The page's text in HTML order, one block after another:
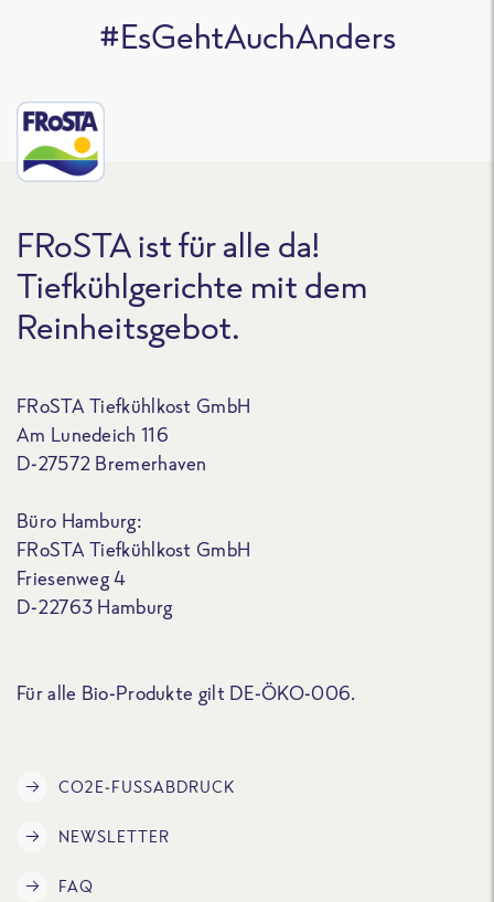
#EsGehtAuchAnders
FRoSTA ist für alle da!
Tiefkühlgerichte mit dem
Reinheitsgebot.
FRoSTA Tiefkühlkost GmbH
Am Lunedeich 116
D-27572 Bremerhaven
Büro Hamburg:
FRoSTA Tiefkühlkost GmbH
Friesenweg 4
D-22763 Hamburg
Für alle Bio-Produkte gilt DE-ÖKO-006.
CO2E-FUSSABDRUCK
NEWSLETTER
FAQ